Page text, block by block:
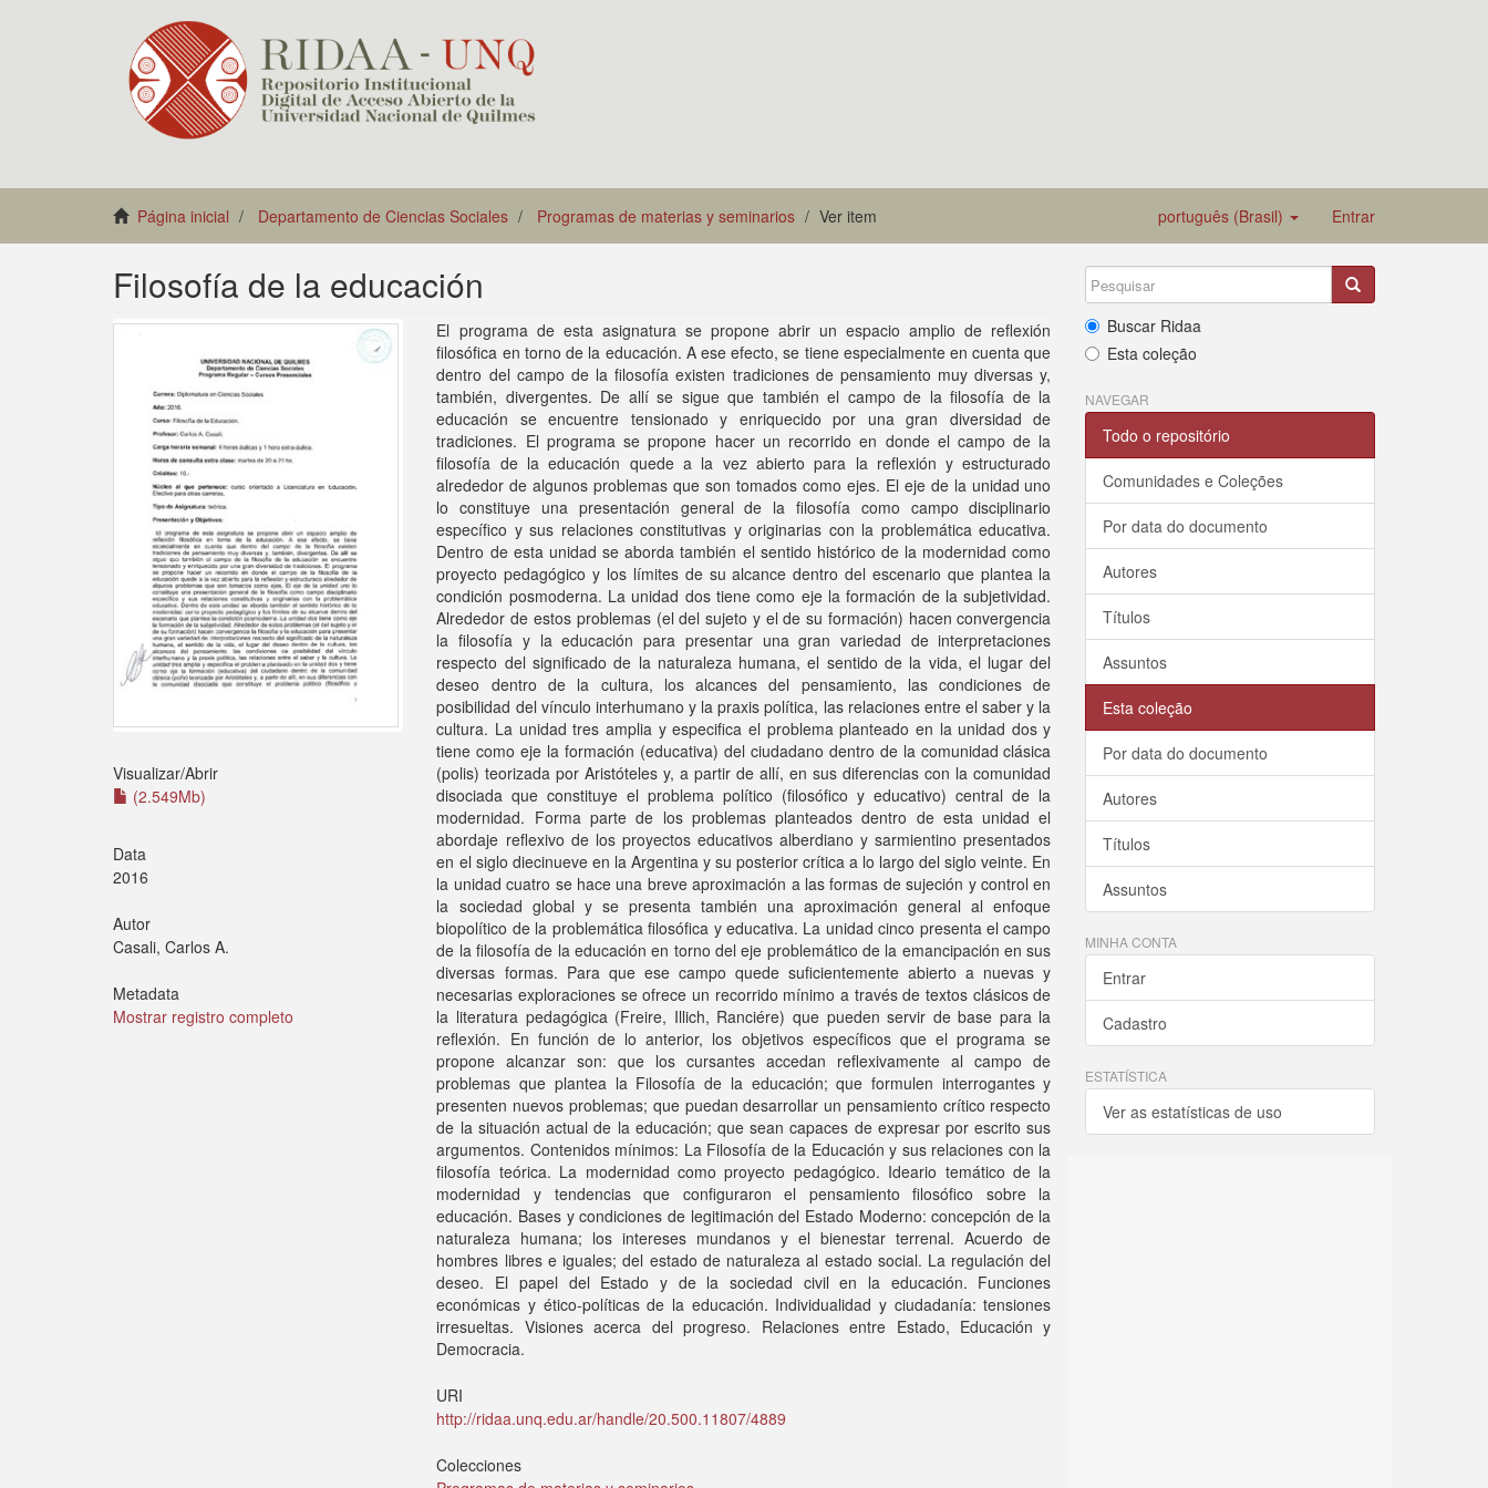
Página inicial Departamento de Ciencias Sociales Programas de materias y seminarios Ver item português (Brasil) Entrar
Filosofía de la educación
Visualizar/Abrir
(2.549Mb)
Data
2016
Autor
Casali, Carlos A.
Metadata
Mostrar registro completo
El programa de esta asignatura se propone abrir un espacio amplio de reflexión
filosófica en torno de la educación. A ese efecto, se tiene especialmente en cuenta que
dentro del campo de la filosofía existen tradiciones de pensamiento muy diversas y,
también, divergentes. De allí se sigue que también el campo de la filosofía de la
educación se encuentre tensionado y enriquecido por una gran diversidad de
tradiciones. El programa se propone hacer un recorrido en donde el campo de la
filosofía de la educación quede a la vez abierto para la reflexión y estructurado
alrededor de algunos problemas que son tomados como ejes. El eje de la unidad uno
lo constituye una presentación general de la filosofía como campo disciplinario
específico y sus relaciones constitutivas y originarias con la problemática educativa.
Dentro de esta unidad se aborda también el sentido histórico de la modernidad como
proyecto pedagógico y los límites de su alcance dentro del escenario que plantea la
condición posmoderna. La unidad dos tiene como eje la formación de la subjetividad.
Alrededor de estos problemas (el del sujeto y el de su formación) hacen convergencia
la filosofía y la educación para presentar una gran variedad de interpretaciones
respecto del significado de la naturaleza humana, el sentido de la vida, el lugar del
deseo dentro de la cultura, los alcances del pensamiento, las condiciones de
posibilidad del vínculo interhumano y la praxis política, las relaciones entre el saber y la
cultura. La unidad tres amplia y especifica el problema planteado en la unidad dos y
tiene como eje la formación (educativa) del ciudadano dentro de la comunidad clásica
(polis) teorizada por Aristóteles y, a partir de allí, en sus diferencias con la comunidad
disociada que constituye el problema político (filosófico y educativo) central de la
modernidad. Forma parte de los problemas planteados dentro de esta unidad el
abordaje reflexivo de los proyectos educativos alberdiano y sarmientino presentados
en el siglo diecinueve en la Argentina y su posterior crítica a lo largo del siglo veinte. En
la unidad cuatro se hace una breve aproximación a las formas de sujeción y control en
la sociedad global y se presenta también una aproximación general al enfoque
biopolítico de la problemática filosófica y educativa. La unidad cinco presenta el campo
de la filosofía de la educación en torno del eje problemático de la emancipación en sus
diversas formas. Para que ese campo quede suficientemente abierto a nuevas y
necesarias exploraciones se ofrece un recorrido mínimo a través de textos clásicos de
la literatura pedagógica (Freire, Illich, Ranciére) que pueden servir de base para la
reflexión. En función de lo anterior, los objetivos específicos que el programa se
propone alcanzar son: que los cursantes accedan reflexivamente al campo de
problemas que plantea la Filosofía de la educación; que formulen interrogantes y
presenten nuevos problemas; que puedan desarrollar un pensamiento crítico respecto
de la situación actual de la educación; que sean capaces de expresar por escrito sus
argumentos. Contenidos mínimos: La Filosofía de la Educación y sus relaciones con la
filosofía teórica. La modernidad como proyecto pedagógico. Ideario temático de la
modernidad y tendencias que configuraron el pensamiento filosófico sobre la
educación. Bases y condiciones de legitimación del Estado Moderno: concepción de la
naturaleza humana; los intereses mundanos y el bienestar terrenal. Acuerdo de
hombres libres e iguales; del estado de naturaleza al estado social. La regulación del
deseo. El papel del Estado y de la sociedad civil en la educación. Funciones
económicas y ético-políticas de la educación. Individualidad y ciudadanía: tensiones
irresueltas. Visiones acerca del progreso. Relaciones entre Estado, Educación y
Democracia.
URI
http://ridaa.unq.edu.ar/handle/20.500.11807/4889
Colecciones
Buscar Ridaa
Esta coleção
NAVEGAR
Todo o repositório
Comunidades e Coleções
Por data do documento
Autores
Títulos
Assuntos
Esta coleção
Por data do documento
Autores
Títulos
Assuntos
MINHA CONTA
Entrar
Cadastro
ESTATÍSTICA
Ver as estatísticas de uso